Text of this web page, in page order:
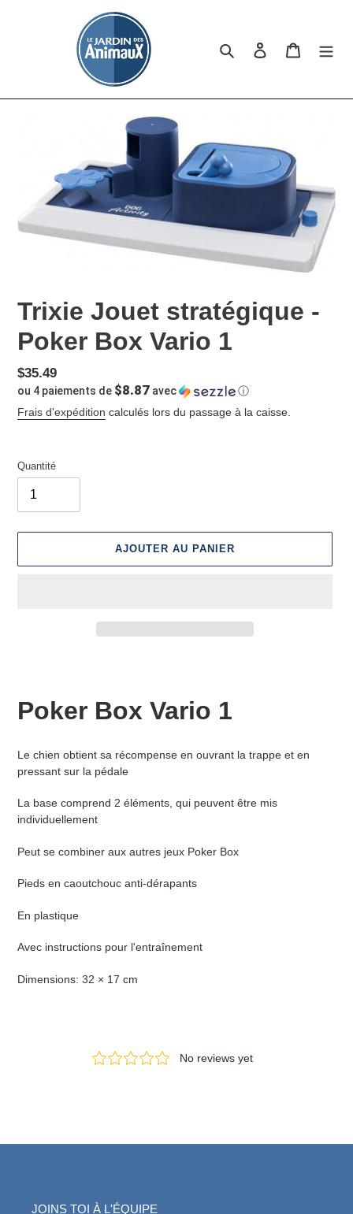
RechercherSe connecter
Panier
Trixie Jouet stratégique -
Poker Box Vario 1
Prix
normal
$35.49
ou 4 paiements de $8.87 avec
ⓘ
Frais d'expédition calculés lors du passage à la caisse.
Quantité
AJOUTER AU PANIER
à
Poker Box Vario 1
Le chien obtient sa récompense en ouvrant la trappe et en
pressant sur la pédale
La base comprend 2 éléments, qui peuvent être mis
individuellement
Peut se combiner aux autres jeux Poker Box
Pieds en caoutchouc anti-dérapants
En plastique
Avec instructions pour l'entraînement
Dimensions: 32 × 17 cm
JOINS TOI À L'ÉQUIPE